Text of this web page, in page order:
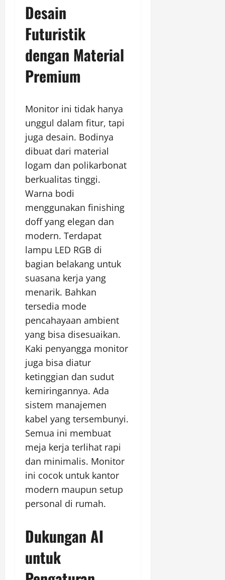
Desain
Futuristik
dengan Material
Premium
Monitor ini tidak hanya
unggul dalam fitur, tapi
juga desain. Bodinya
dibuat dari material
logam dan polikarbonat
berkualitas tinggi.
Warna bodi
menggunakan finishing
doff yang elegan dan
modern. Terdapat
lampu LED RGB di
bagian belakang untuk
suasana kerja yang
menarik. Bahkan
tersedia mode
pencahayaan ambient
yang bisa disesuaikan.
Kaki penyangga monitor
juga bisa diatur
ketinggian dan sudut
kemiringannya. Ada
sistem manajemen
kabel yang tersembunyi.
Semua ini membuat
meja kerja terlihat rapi
dan minimalis. Monitor
ini cocok untuk kantor
modern maupun setup
personal di rumah.
Dukungan AI
untuk